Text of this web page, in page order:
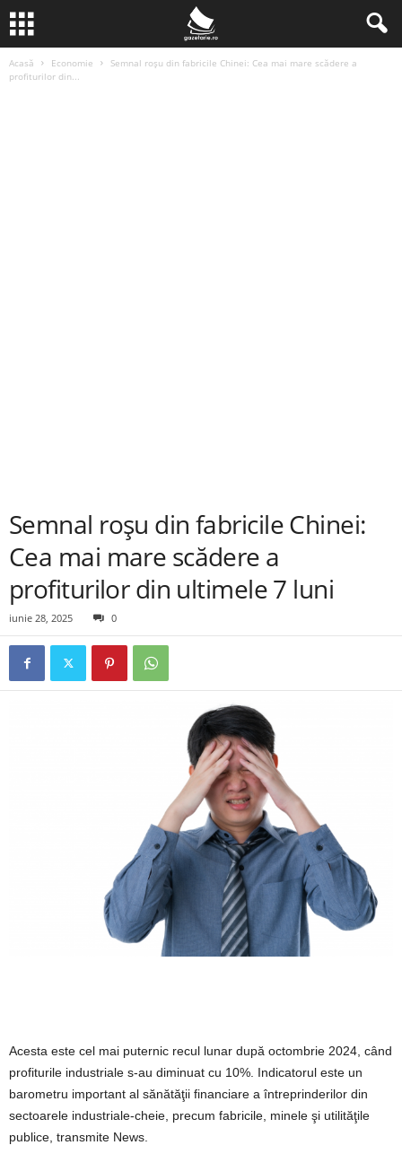
Acasă Economie
Semnal roșu din fabricile Chinei: Cea mai mare scădere a
profiturilor din...
Semnal roșu din fabricile Chinei:
Cea mai mare scădere a
profiturilor din ultimele 7 luni
iunie 28, 2025 0
Acesta este cel mai puternic recul lunar după octombrie 2024, când
profiturile industriale s-au diminuat cu 10%. Indicatorul este un
barometru important al sănătăţii financiare a întreprinderilor din
sectoarele industriale-cheie, precum fabricile, minele şi utilităţile
publice, transmite News.